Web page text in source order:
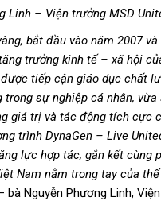
Linh – Viện trưởng MSD
bắt đầu vào năm 2007
trưởng kinh tế – xã hội
được tiếp cận giáo dục chất
sự nghiệp cá nhân,
giá trị và tác động tích cực
trình DynaGen – Live
lực hợp tác, gắn kết cùng
Nam nằm trong tay của
bà Nguyễn Phương Linh,